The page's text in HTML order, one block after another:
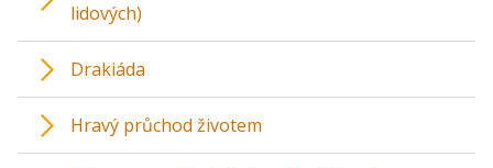
lidových)
Drakiáda
Hravý průchod životem